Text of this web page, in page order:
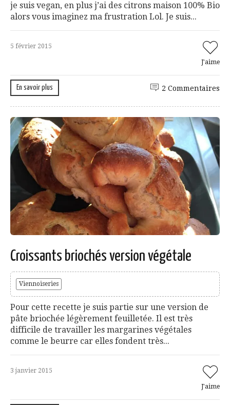
je suis vegan, en plus j’ai des citrons maison 100% Bio
alors vous imaginez ma frustration Lol. Je suis...
5 février 2015
J'aime
En savoir plus 2 Commentaires
Croissants briochés version végétale
Viennoiseries
Pour cette recette je suis partie sur une version de
pâte briochée légèrement feuilletée. Il est très
difficile de travailler les margarines végétales
comme le beurre car elles fondent très...
3 janvier 2015
J'aime